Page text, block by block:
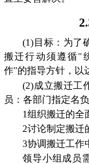
(1)目标：为了
搬迁行动须遵循"
作"的指导方针，以
(2)成立搬迁工
员：各部门指定名
1组织搬迁的全
2讨论制定搬迁
3协调搬迁工作
领导小组成员